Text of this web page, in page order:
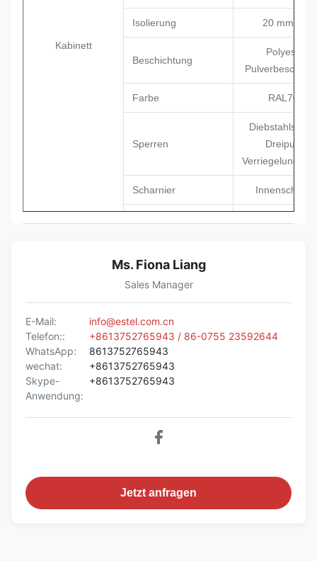
Kabinett
Isolierung 20 mm PEF
Beschichtung
Polyester-
Farbe RAL7035
Sperren
Dreipunkt-
Scharnier
Kabelführung
Wartung
Türsensor Türsensor Ja
Temperatursensor Temperatursensor Ja
Ms. Fiona Liang
Sales Manager
E-Mail:
info@estel.com.cn
Telefon::
+8613752765943 / 86-0755 23592644
WhatsApp:
8613752765943
wechat:
+8613752765943
Skype-
Anwendung:
+8613752765943
Jetzt anfragen